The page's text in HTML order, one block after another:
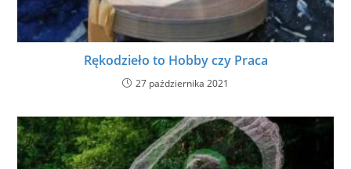
Rękodzieło to Hobby czy Praca
27 października 2021